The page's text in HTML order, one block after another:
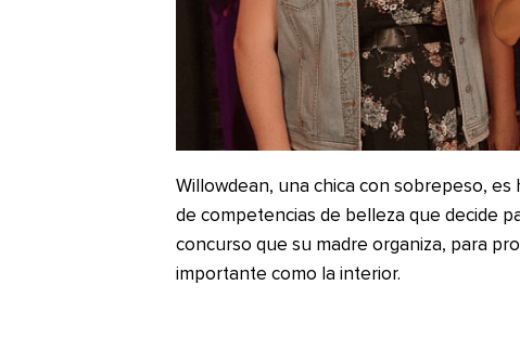
Willowdean, una chica con sobrepeso,
de competencias de belleza que decide
concurso que su madre organiza, para
importante como la interior.